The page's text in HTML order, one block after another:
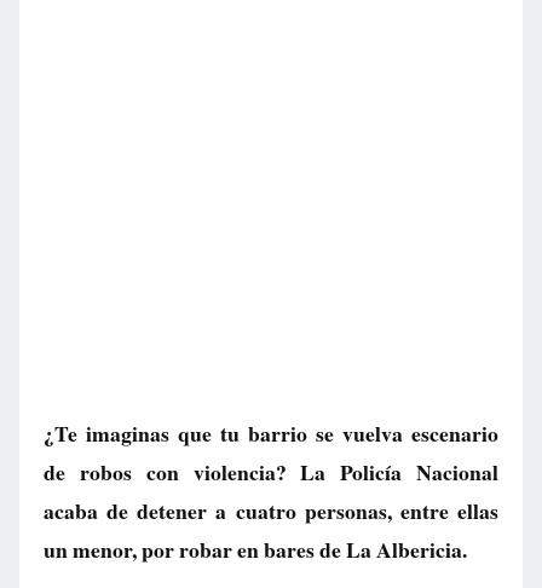
¿Te imaginas que tu barrio se vuelva escenario
de robos con violencia? La Policía Nacional
acaba de detener a cuatro personas, entre ellas
un menor, por robar en bares de La Albericia.